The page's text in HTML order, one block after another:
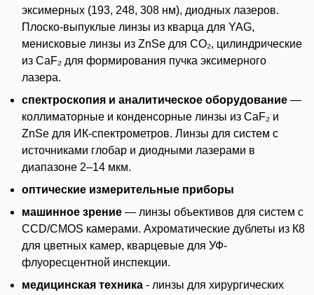
эксимерных (193, 248, 308 нм), диодных лазеров.
Плоско-выпуклые линзы из кварца для YAG,
менисковые линзы из ZnSe для CO₂, цилиндрические
из CaF₂ для формирования пучка эксимерного
лазера.
спектроскопия и аналитическое оборудование —
коллиматорные и конденсорные линзы из CaF₂ и
ZnSe для ИК-спектрометров. Линзы для систем с
источниками глобар и диодными лазерами в
диапазоне 2–14 мкм.
оптические измерительные приборы
машинное зрение — линзы объективов для систем с
CCD/CMOS камерами. Ахроматические дублеты из К8
для цветных камер, кварцевые для УФ-
флуоресцентной инспекции.
медицинская техника - линзы для хирургических